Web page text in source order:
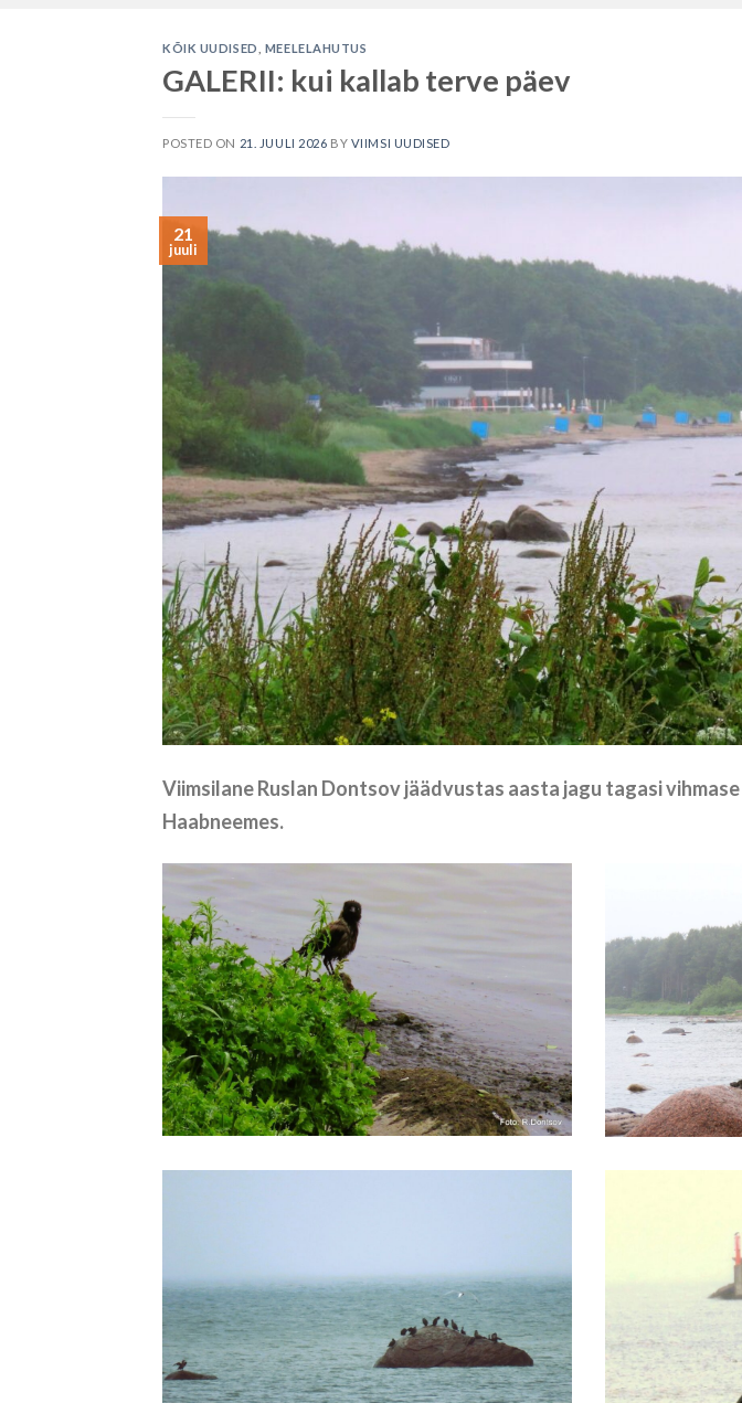
KÕIK UUDISED MEELELAHUTUS
GALERII: kui kallab terve päev
POSTED ON 21. JUULI 2026 BY VIIMSI UUDISED
21
juuli
Viimsilane Ruslan Dontsov jäädvustas aasta jagu tagasi
Haabneemes.